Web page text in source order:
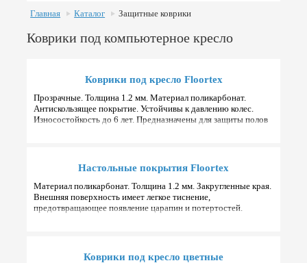
Главная Каталог Защитные коврики
Коврики под компьютерное кресло
Коврики под кресло Floortex
Прозрачные. Толщина 1.2 мм. Материал поликарбонат.
Антискользящее покрытие. Устойчивы к давлению колес.
Износостойкость до 6 лет. Предназначены для защиты полов
Настольные покрытия Floortex
Материал поликарбонат. Толщина 1.2 мм. Закругленные края.
Внешняя поверхность имеет легкое тиснение,
предотвращающее появление царапин и потертостей.
Коврики под кресло цветные